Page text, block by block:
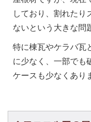
しており、割れたり
ないという大きな問
特に棟瓦やケラバ瓦
に少なく、一部でも
ケースも少なくあり